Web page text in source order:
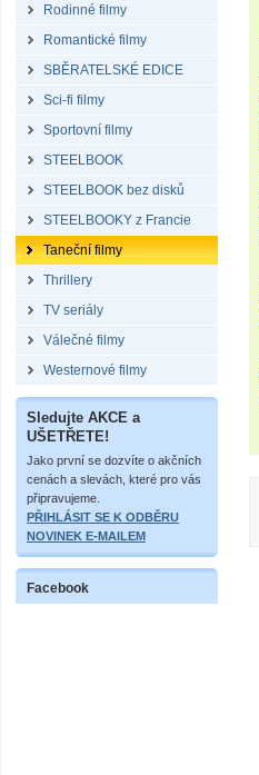
Rodinné filmy
Romantické filmy
SBĚRATELSKÉ EDICE
Sci-fi filmy
Sportovní filmy
STEELBOOK
STEELBOOK bez disků
STEELBOOKY z Francie
Taneční filmy
Thrillery
TV seriály
Válečné filmy
Westernové filmy
Sledujte AKCE a
UŠETŘETE!
Jako první se dozvíte o akčních
cenách a slevách, které pro vás
připravujeme.
PŘIHLÁSIT SE K ODBĚRU
NOVINEK E-MAILEM
Facebook